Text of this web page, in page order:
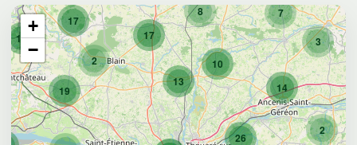
7
8
3
2
14
17
17
2
10
19
10
26
13
+
−